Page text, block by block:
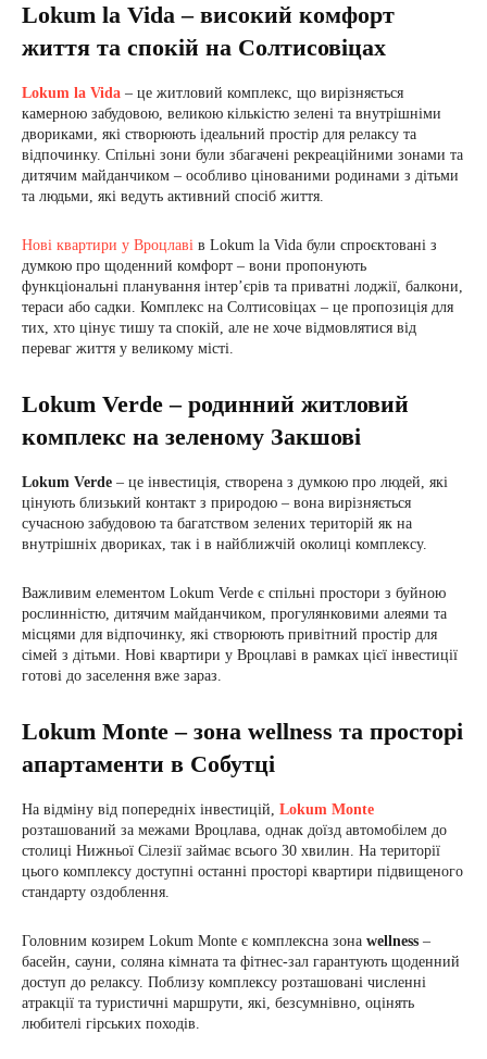
Lokum la Vida – високий комфорт
життя та спокій на Солтисовіцах
Lokum la Vida – це житловий комплекс, що вирізняється
камерною забудовою, великою кількістю зелені та внутрішніми
двориками, які створюють ідеальний простір для релаксу та
відпочинку. Спільні зони були збагачені рекреаційними зонами та
дитячим майданчиком – особливо цінованими родинами з дітьми
та людьми, які ведуть активний спосіб життя.
Нові квартири у Вроцлаві в Lokum la Vida були спроєктовані з
думкою про щоденний комфорт – вони пропонують
функціональні планування інтер’єрів та приватні лоджії, балкони,
тераси або садки. Комплекс на Солтисовіцах – це пропозиція для
тих, хто цінує тишу та спокій, але не хоче відмовлятися від
переваг життя у великому місті.
Lokum Verde – родинний житловий
комплекс на зеленому Закшові
Lokum Verde – це інвестиція, створена з думкою про людей, які
цінують близький контакт з природою – вона вирізняється
сучасною забудовою та багатством зелених територій як на
внутрішніх двориках, так і в найближчій околиці комплексу.
Важливим елементом Lokum Verde є спільні простори з буйною
рослинністю, дитячим майданчиком, прогулянковими алеями та
місцями для відпочинку, які створюють привітний простір для
сімей з дітьми. Нові квартири у Вроцлаві в рамках цієї інвестиції
готові до заселення вже зараз.
Lokum Monte – зона wellness та просторі
апартаменти в Собутці
На відміну від попередніх інвестицій, Lokum Monte
розташований за межами Вроцлава, однак доїзд автомобілем до
столиці Нижньої Сілезії займає всього 30 хвилин. На території
цього комплексу доступні останні просторі квартири підвищеного
стандарту оздоблення.
Головним козирем Lokum Monte є комплексна зона wellness –
басейн, сауни, соляна кімната та фітнес-зал гарантують щоденний
доступ до релаксу. Поблизу комплексу розташовані численні
атракції та туристичні маршрути, які, безсумнівно, оцінять
любителі гірських походів.